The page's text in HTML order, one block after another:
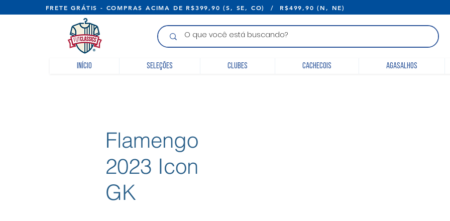
FRETE GRÁTIS - COMPRAS ACIMA DE R$399,90 (S, SE, CO) / R$499,90 (N,
Início Seleções Clubes Cachecois Agasalhos
Flamengo
2023 Icon
GK